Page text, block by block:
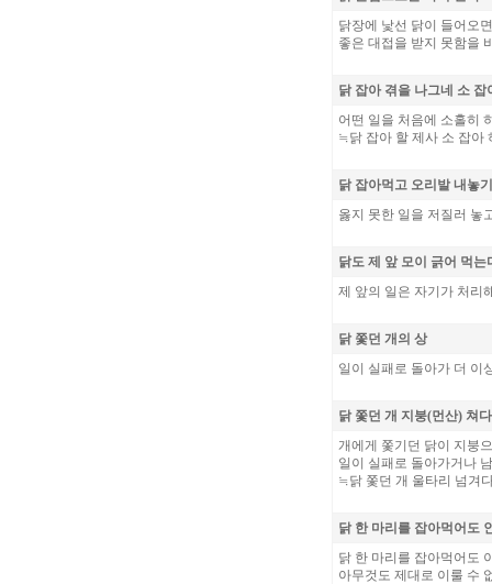
닭장에 낯선 닭이 들어오
좋은 대접을 받지 못함을
닭 잡아 겪을 나그네 소 잡
어떤 일을 처음에 소홀히
≒닭 잡아 할 제사 소 잡아
닭 잡아먹고 오리발 내놓기
옳지 못한 일을 저질러 놓
닭도 제 앞 모이 긁어 먹는
제 앞의 일은 자기가 처리
닭 쫓던 개의 상
일이 실패로 돌아가 더 이
닭 쫓던 개 지붕(먼산) 쳐
개에게 쫓기던 닭이 지붕
일이 실패로 돌아가거나
≒닭 쫓던 개 울타리 넘겨
닭 한 마리를 잡아먹어도
닭 한 마리를 잡아먹어도
아무것도 제대로 이룰 수